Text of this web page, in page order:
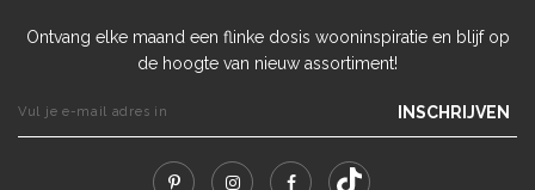
Ontvang elke maand een flinke dosis wooninspiratie en blijf op
de hoogte van nieuw assortiment!
INSCHRIJVEN